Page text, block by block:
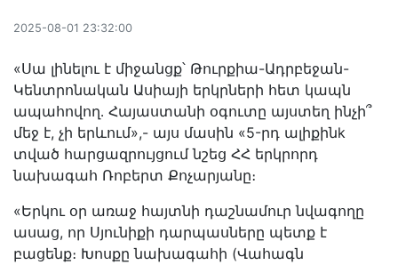
2025-08-01 23:32:00
«Սա լինելու է միջանցք՝ Թուրքիա-Ադրբեջան-
Կենտրոնական Ասիայի երկրների հետ կապն
ապահովող․ Հայաստանի օգուտը այստեղ ինչի՞
մեջ է, չի երևում»,- այս մասին «5-րդ ալիքինk
տված հարցազրույցում նշեց ՀՀ երկրորդ
նախագահ Ռոբերտ Քոչարյանը։
«Երկու օր առաջ հայտնի դաշնամուր նվագողը
ասաց, որ Սյունիքի դարպասները պետք է
բացենք։ Խոսքը նախագահի (Վահագն